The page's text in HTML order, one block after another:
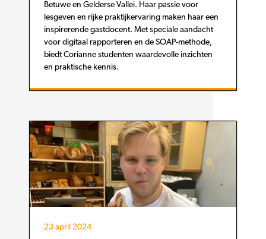
Betuwe en Gelderse Vallei. Haar passie voor
lesgeven en rijke praktijkervaring maken haar een
inspirerende gastdocent. Met speciale aandacht
voor digitaal rapporteren en de SOAP-methode,
biedt Corianne studenten waardevolle inzichten
en praktische kennis.
23 april 2024